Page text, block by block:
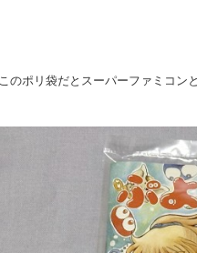
このポリ袋だとスーパーファミコン